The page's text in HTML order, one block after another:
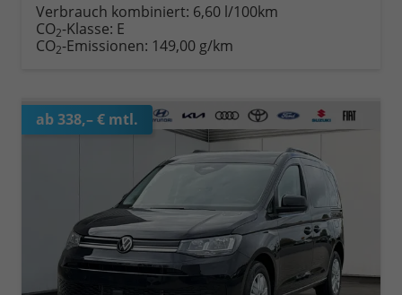
Verbrauch kombiniert: 6,60 l/100km
CO2-Klasse: E
CO2-Emissionen: 149,00 g/km
ab 338,– € mtl.